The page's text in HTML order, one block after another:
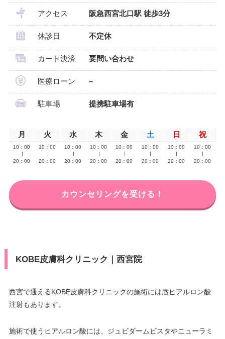
アクセス 阪急西宮北口駅 徒歩3分
休診日 不定休
カード決済 要問い合わせ
医療ローン –
駐車場 提携駐車場有
月 火 水 木 金 土 日 祝
10：00
20：00
10：00
20：00
10：00
20：00
10：00
20：00
10：00
20：00
10：00
20：00
10：00
20：00
10：00
20：00
カウンセリングを受ける！
KOBE皮膚科クリニック｜西宮院
西宮で通えるKOBE皮膚科クリニックの施術には唇ヒアルロン酸
注射もあります。
施術で使うヒアルロン酸には、ジュビダームビスタやニューラミ